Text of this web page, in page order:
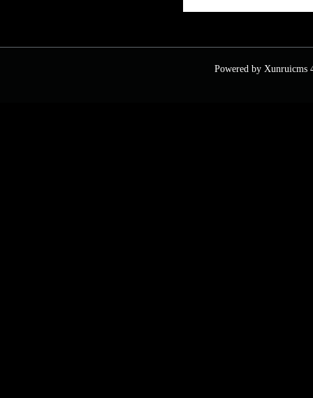
Powered by Xunruicms